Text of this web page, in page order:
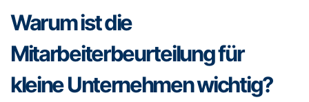
Warum ist die
Mitarbeiterbeurteilung für
kleine Unternehmen wichtig?